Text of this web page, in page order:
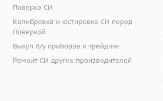
Поверка СИ
Калибровка и юстировка СИ перед
Поверкой
Выкуп б/у приборов и трейд-ин
Ремонт СИ других производителей